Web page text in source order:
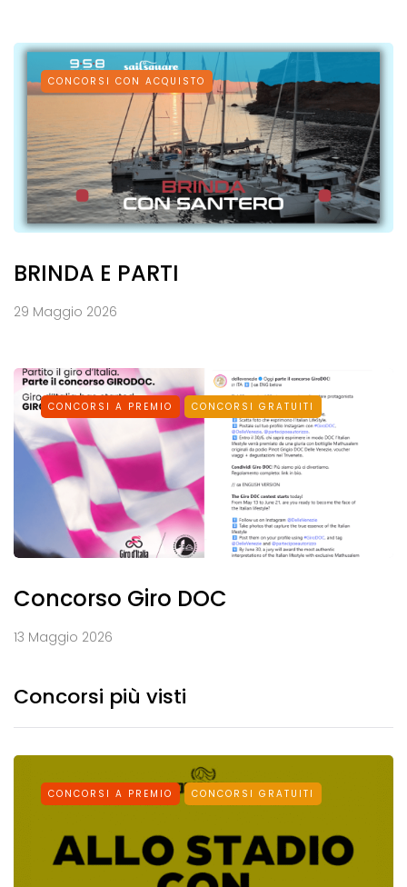
CONCORSI CON ACQUISTO
BRINDA E PARTI
29 Maggio 2026
CONCORSI A PREMIO CONCORSI GRATUITI
Concorso Giro DOC
13 Maggio 2026
Concorsi più visti
CONCORSI A PREMIO CONCORSI GRATUITI